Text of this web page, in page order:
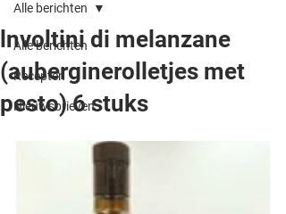
Alle berichten
Recepten
Nieuwsbrieven
Alle berichten
lnvoltini di melanzane
(auberginerolletjes met
pesto) 6 stuks